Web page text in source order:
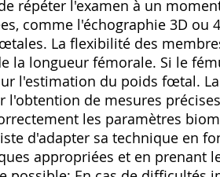
répéter l'examen à un
comme l'échographie 3D
La flexibilité des
la longueur fémorale. Si le
l'estimation du poids fœtal.
l'obtention de mesures
les paramètres
d'adapter sa technique en
appropriées et en prenant